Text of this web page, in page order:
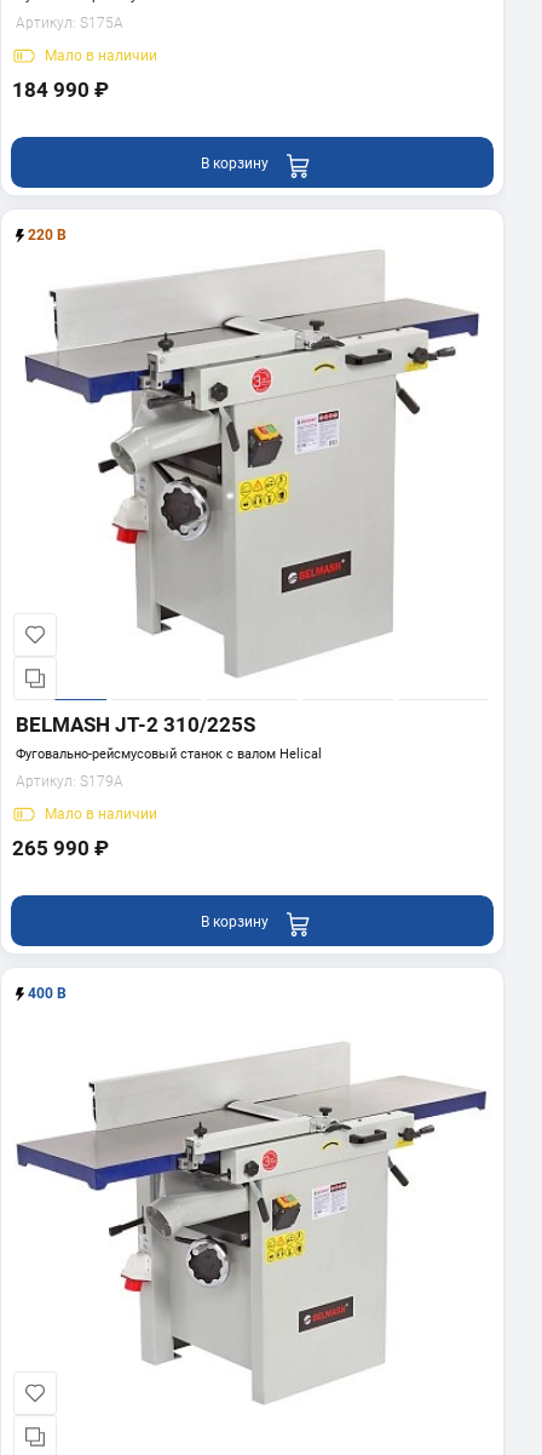
Артикул: S175A
Мало в наличии
184 990 ₽
В корзину
220 В
BELMASH JT-2 310/225S
Фуговально-рейсмусовый станок с валом Helical
Артикул: S179A
Мало в наличии
265 990 ₽
В корзину
400 В